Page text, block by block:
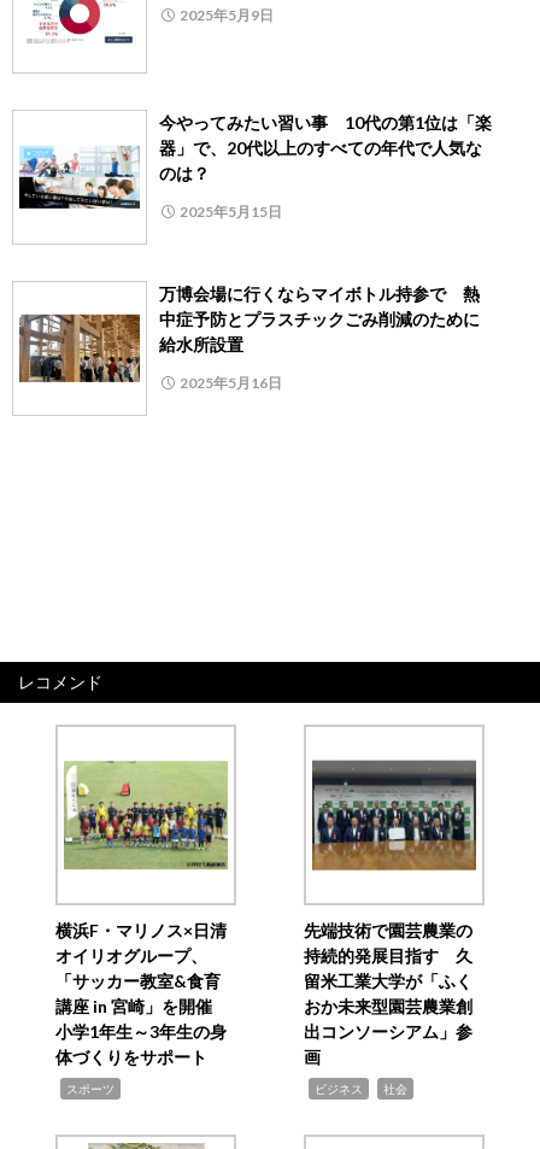
2025年5月9日
今やってみたい習い事 10代の第1位は「楽
器」で、20代以上のすべての年代で人気な
のは？
2025年5月15日
万博会場に行くならマイボトル持参で 熱
中症予防とプラスチックごみ削減のために
給水所設置
2025年5月16日
レコメンド
横浜F・マリノス×日清
オイリオグループ、
「サッカー教室&食育
講座 in 宮崎」を開催
小学1年生～3年生の身
体づくりをサポート
スポーツ
先端技術で園芸農業の
持続的発展目指す 久
留米工業大学が「ふく
おか未来型園芸農業創
出コンソーシアム」参
画
ビジネス 社会